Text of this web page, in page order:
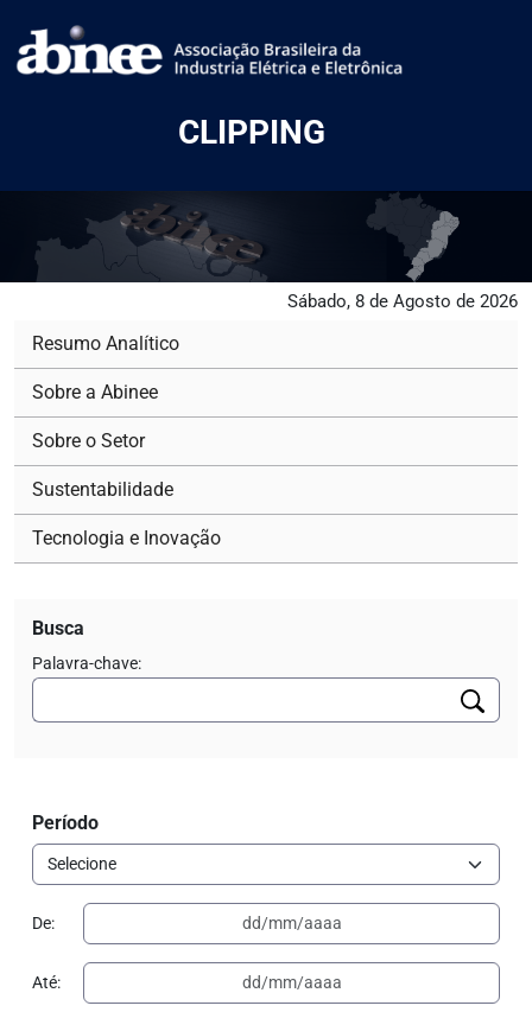
CLIPPING
Sábado, 8 de Agosto de 2026
Resumo Analítico
Sobre a Abinee
Sobre o Setor
Sustentabilidade
Tecnologia e Inovação
Busca
Palavra-chave:
Período
De:
Até: